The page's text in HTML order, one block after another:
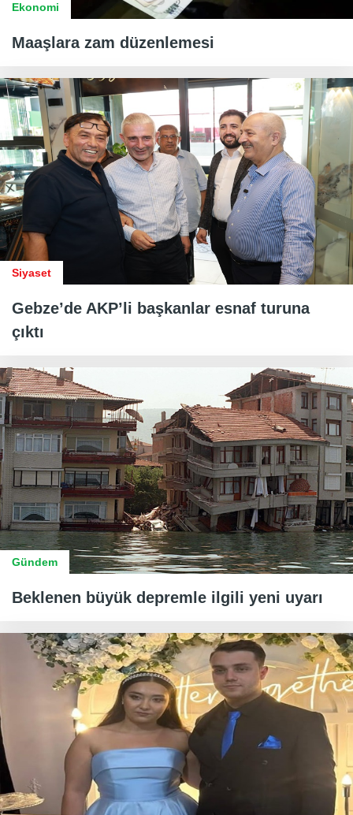
Ekonomi
Maaşlara zam düzenlemesi
Siyaset
Gebze’de AKP’li başkanlar esnaf turuna
çıktı
Gündem
Beklenen büyük depremle ilgili yeni uyarı